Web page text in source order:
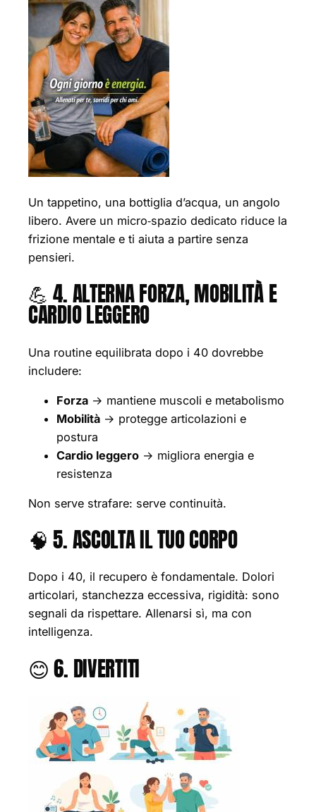
Un tappetino, una bottiglia d’acqua, un angolo
libero. Avere un micro‑spazio dedicato riduce la
frizione mentale e ti aiuta a partire senza
pensieri.
💪 4. ALTERNA FORZA, MOBILITÀ E
CARDIO LEGGERO
Una routine equilibrata dopo i 40 dovrebbe
includere:
Forza → mantiene muscoli e metabolismo
Mobilità → protegge articolazioni e
postura
Cardio leggero → migliora energia e
resistenza
Non serve strafare: serve continuità.
🧠 5. ASCOLTA IL TUO CORPO
Dopo i 40, il recupero è fondamentale. Dolori
articolari, stanchezza eccessiva, rigidità: sono
segnali da rispettare. Allenarsi sì, ma con
intelligenza.
😊 6. DIVERTITI